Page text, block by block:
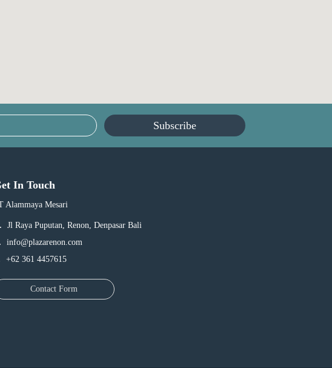
Subscribe
In Touch
Alammaya Mesari
Jl Raya Puputan, Renon, Denpasar Bali
info@plazarenon.com
+62 361 4457615
Contact Form